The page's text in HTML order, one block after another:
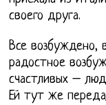
своего друга.
Все возбуждено,
радостное
счастливых –
Ей тут же